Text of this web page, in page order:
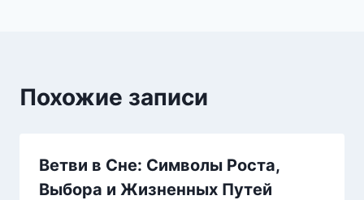
Похожие записи
Ветви в Сне: Символы Роста,
Выбора и Жизненных Путей